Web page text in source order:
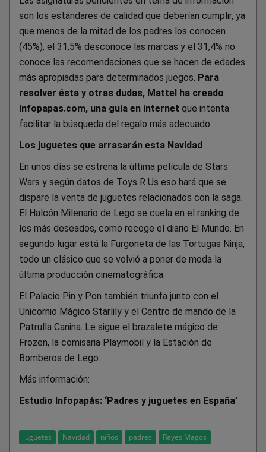
son los estándares de calidad que deberían cumplir, ya
que menos de la mitad de los padres los conocen
(45%), el 31,5% desconoce las marcas y el 31,4% no
conoce las recomendaciones que se hacen de edades
más apropiadas para determinados juegos. Para
resolver ésta y otras dudas, Mattel ha creado
Infopapas.com, una guía en internet que intenta
facilitar la búsqueda del regalo más adecuado.
Los juguetes que arrasarán esta Navidad
En unos días se estrena la última película de Stars
Wars y según datos de Toys R Us eso hará que se
dispare la venta de juguetes relacionados con la saga.
El Halcón Milenario de Lego se cuela en el ranking de
los más deseados, como recoge el diario El Mundo. En
segundo lugar está la Furgoneta de las Tortugas Ninja,
todo un clásico que se volvió a poner de moda la
última producción cinematográfica.
El Palacio Pin y Pon también triunfa junto con el
Unicornio Mágico Starlily y el Centro de mando de la
Patrulla Canina. Le sigue el brazalete mágico de
Frozen, la comisaria Playmobil y la Estación de
Bomberos de Lego.
Más información:
Estudio Infopapás: ‘Padres y juguetes en España’
juguetes Navidad niños padres Reyes Magos